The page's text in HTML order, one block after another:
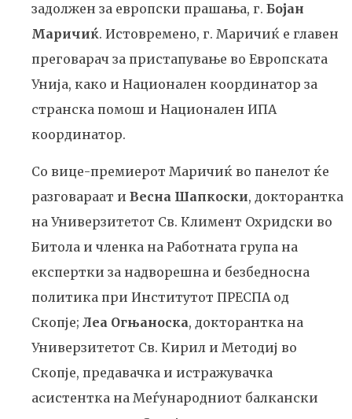
задолжен за европски прашања, г. Бојан
Маричиќ. Истовремено, г. Маричиќ е главен
преговарач за пристапување во Европската
Унија, како и Национален координатор за
странска помош и Национален ИПА
координатор.
Со вице-премиерот Маричиќ во панелот ќе
разговараат и Весна Шапкоски, докторантка
на Универзитетот Св. Климент Охридски во
Битола и членка на Работната група на
експертки за надворешна и безбедносна
политика при Институтот ПРЕСПА од
Скопје; Леа Огњаноска, докторантка на
Универзитетот Св. Кирил и Методиј во
Скопје, предавачка и истражувачка
асистентка на Меѓународниот балкански